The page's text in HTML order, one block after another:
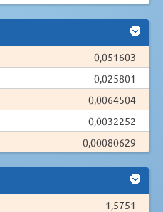
0,051603
0,025801
0,0064504
0,0032252
0,00080629
1,5751